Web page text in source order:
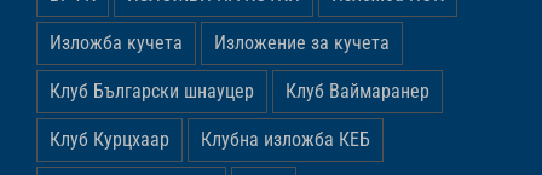
Изложба кучета Изложение за кучета
Клуб Български шнауцер Клуб Ваймаранер
Клуб Курцхаар Клубна изложба КЕБ